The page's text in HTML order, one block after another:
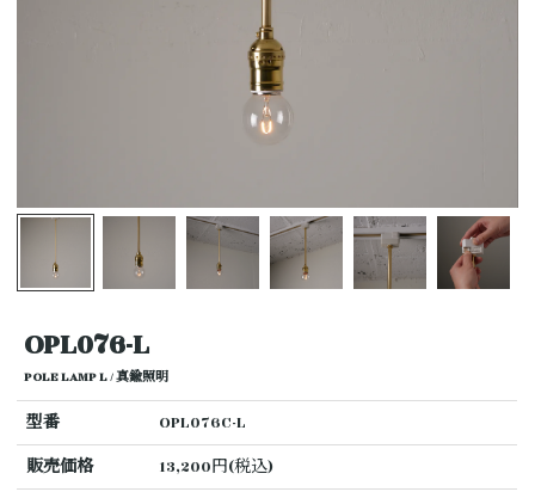
OPL076-L
POLE LAMP L / 真鍮照明
型番
OPL076C-L
販売価格
13,200円(税込)